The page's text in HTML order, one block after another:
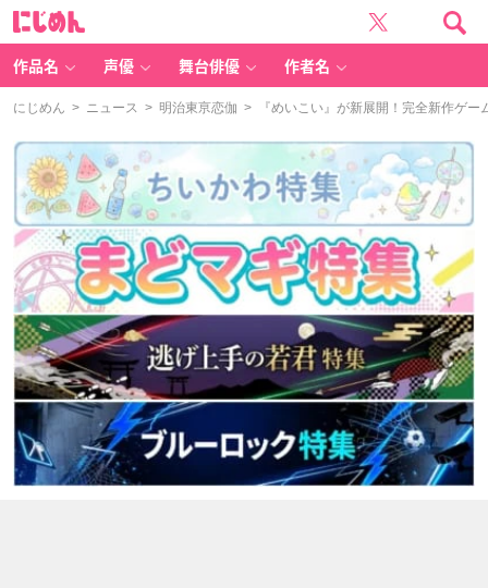
作品名 声優 舞台俳優 作者名
にじめん > ニュース > 明治東亰恋伽 > 『めいこい』が新展開！完全新作ゲー